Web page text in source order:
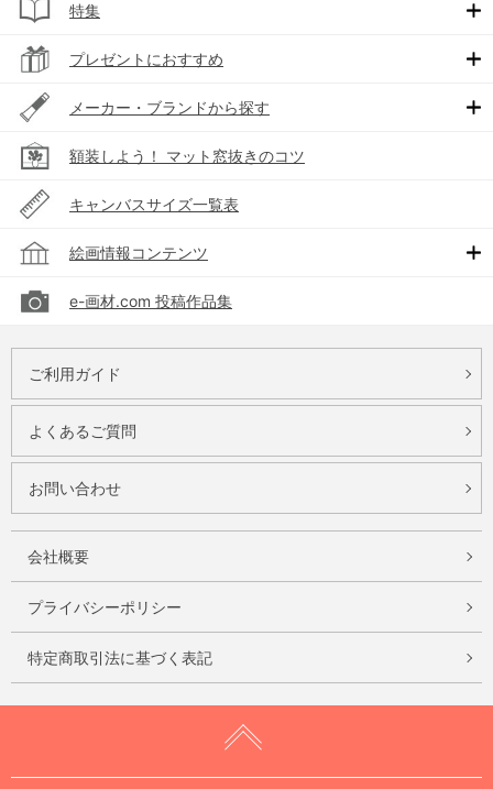
特集
プレゼントにおすすめ
メーカー・ブランドから探す
額装しよう！ マット窓抜きのコツ
キャンバスサイズ一覧表
絵画情報コンテンツ
e-画材.com 投稿作品集
ご利用ガイド
よくあるご質問
お問い合わせ
会社概要
プライバシーポリシー
特定商取引法に基づく表記